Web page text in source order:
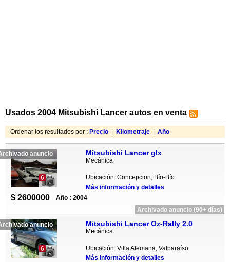
Usados 2004 Mitsubishi Lancer autos en venta
Ordenar los resultados por : Precio Kilometraje Año
anuncio
6
Mitsubishi Lancer glx
Mecánica
Ubicación: Concepcion, Bío-Bío
Más información y detalles
$ 2600000
Año : 2004
Archivado anuncio (90+ días)
anuncio
6
Mitsubishi Lancer Oz-Rally 2.0
Mecánica
Ubicación: Villa Alemana, Valparaíso
Más información y detalles